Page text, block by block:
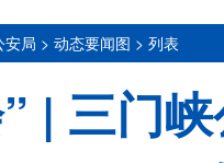
安局 > 动态要闻图 > 列表
| 三门